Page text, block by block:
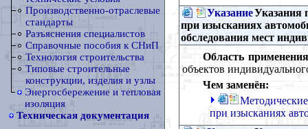
Производственно-отраслевые
стандарты
Разъяснения специалистов
Справочные пособия к СНиП
Технология строительства
Типовые строительные
конструкции, изделия и узлы
Энергосбережение и тепловая
изоляция
Техническая документация
УказаниеУказания
при изысканиях
обследования мест
Область
объектов
Чем заменён:
при изысканиях